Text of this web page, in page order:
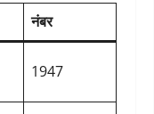
नंबर
1947